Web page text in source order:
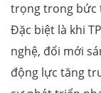
trọng trong bức
Đặc biệt là khi
nghệ, đổi mới
động lực tăng